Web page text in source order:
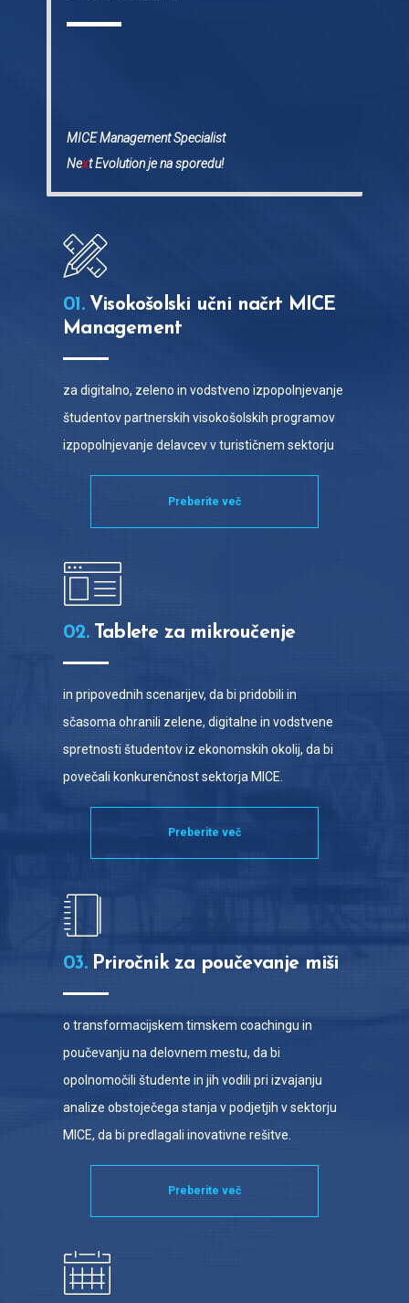
MICE Management Specialist
Next Evolution je na sporedu!
01.Visokošolski učni načrt MICE
Management
za digitalno, zeleno in vodstveno izpopolnjevanje
študentov partnerskih visokošolskih programov
izpopolnjevanje delavcev v turističnem sektorju
Preberite več
02.Tablete za mikroučenje
in pripovednih scenarijev, da bi pridobili in
sčasoma ohranili zelene, digitalne in vodstvene
spretnosti študentov iz ekonomskih okolij, da bi
povečali konkurenčnost sektorja MICE.
Preberite več
03.Priročnik za poučevanje miši
o transformacijskem timskem coachingu in
poučevanju na delovnem mestu, da bi
opolnomočili študente in jih vodili pri izvajanju
analize obstoječega stanja v podjetjih v sektorju
MICE, da bi predlagali inovativne rešitve.
Preberite več